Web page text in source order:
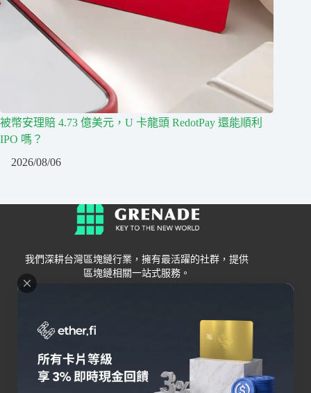
被幣安理賠 4.73 億美元，U 卡龍頭 RedotPay 還能順利
IPO 嗎？
2026/08/06
我們深耕台灣區塊鏈行業，擁有最活躍的社群，提供
區塊鏈相關一站式服務。
Grenade
關於我們
聯絡我們
錢包
交易所
Bybit
OKX